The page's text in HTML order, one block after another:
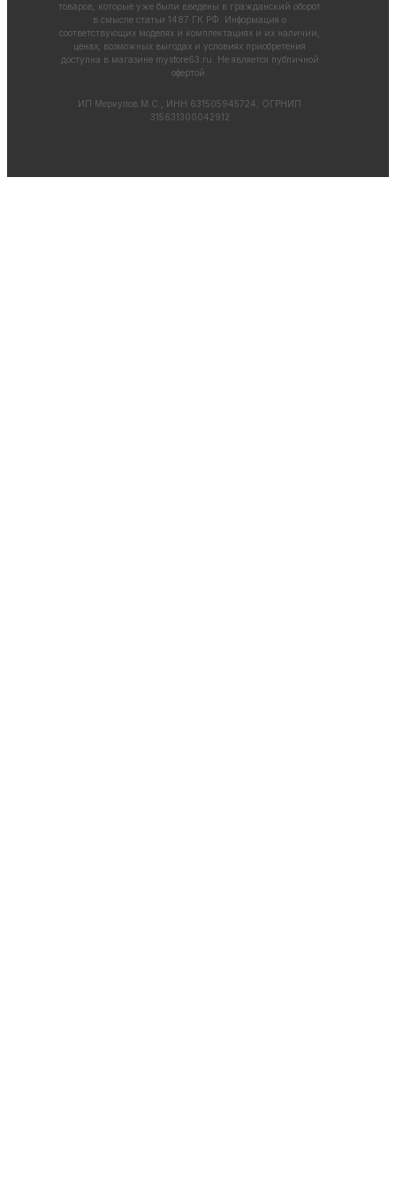
товаров, которые уже были введены в гражданский оборот
в смысле статьи 1487 ГК РФ. Информация о
соответствующих моделях и комплектациях и их наличии,
ценах, возможных выгодах и условиях приобретения
доступна в магазине mystore63.ru . Не является публичной
офертой.
ИП Меркулов М.С., ИНН 631505945724, ОГРНИП
315631300042912